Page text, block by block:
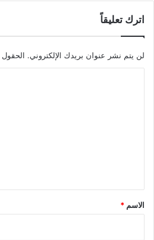
اترك تعليقاً
لن يتم نشر عنوان بريدك الإلكتروني. الحقول
*
الاسم *